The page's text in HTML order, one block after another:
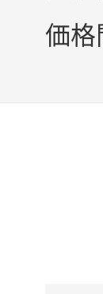
価格